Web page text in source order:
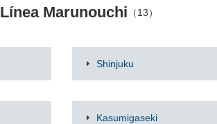
Línea Marunouchi （13）
Shinjuku
Kasumigaseki